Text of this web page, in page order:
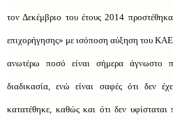
τον Δεκέμβριο του έτους 2014
επιχορήγησης» με ισόποση αύξηση του
ανωτέρω ποσό είναι σήμερα άγνωστο
διαδικασία, ενώ είναι σαφές ότι δεν
κατατέθηκε, καθώς και ότι δεν